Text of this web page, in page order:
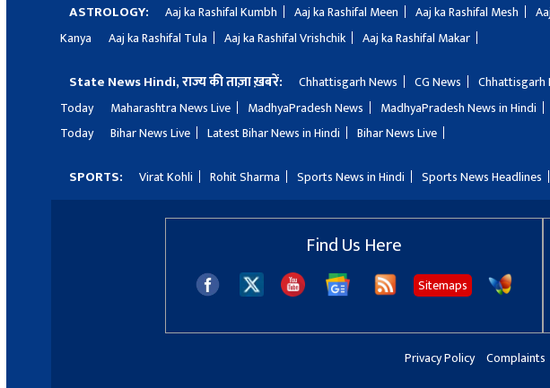
ASTROLOGY: Aaj ka Rashifal Kumbh Aaj ka Rashifal Meen Aaj ka Rashifal Mesh
Kanya
Aaj ka Rashifal Tula Aaj ka Rashifal Vrishchik Aaj ka Rashifal Makar
State News Hindi, राज्य की ताज़ा ख़बरें: Chhattisgarh News CG News Chhattisgarh
Today
Maharashtra News Live MadhyaPradesh News MadhyaPradesh News in Hindi
Today
Bihar News Live Latest Bihar News in Hindi Bihar News Live
SPORTS: Virat Kohli Rohit Sharma Sports News in Hindi Sports News Headlines
Find Us Here
Sitemaps
Privacy Policy Complaints